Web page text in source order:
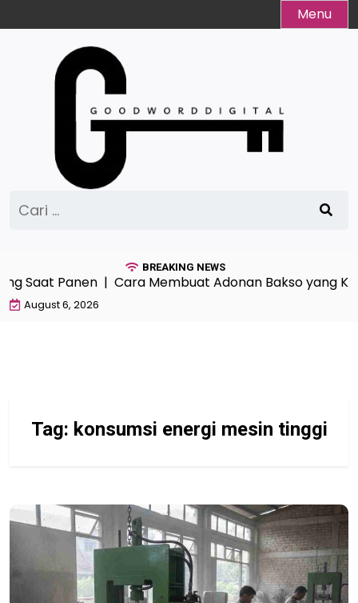
to
Menu
untuk:
BREAKING NEWS
Saat Panen | Cara Membuat Adonan Bakso yang
August 6, 2026
Tag: konsumsi energi mesin tinggi